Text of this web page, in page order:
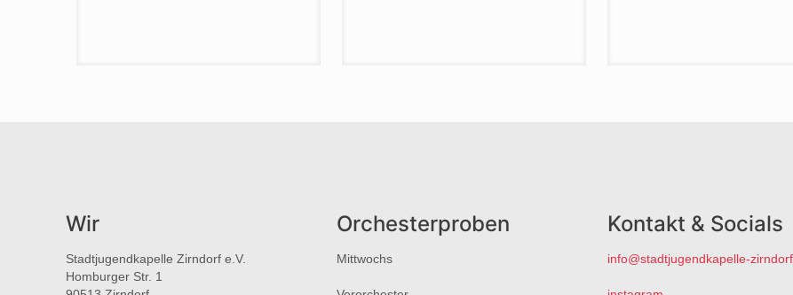
Wir
Stadtjugendkapelle Zirndorf e.V.
Homburger Str. 1
Orchesterproben
Mittwochs
Kontakt & Socials
info@stadtjugendkapelle-